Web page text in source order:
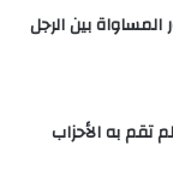
بين الرجل
تقم به الأحزاب